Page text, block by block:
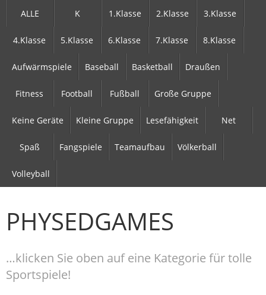
ALLE K 1.Klasse 2.Klasse 3.Klasse
4.Klasse 5.Klasse 6.Klasse 7.Klasse 8.Klasse
Aufwärmspiele Baseball Basketball Draußen
Fitness Football Fußball Große Gruppe
Keine Geräte Kleine Gruppe Lesefähigkeit Net
Spaß Fangspiele Teamaufbau Völkerball
Volleyball
PHYSEDGAMES
…klicken Sie oben auf eine Kategorie für tolle
Sportspiele!